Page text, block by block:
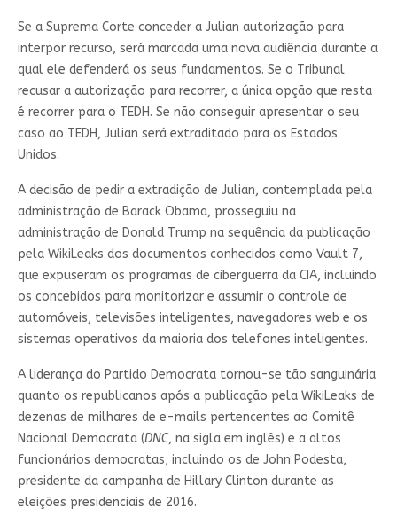
Se a Suprema Corte conceder a Julian autorização para
interpor recurso, será marcada uma nova audiência durante a
qual ele defenderá os seus fundamentos. Se o Tribunal
recusar a autorização para recorrer, a única opção que resta
é recorrer para o TEDH. Se não conseguir apresentar o seu
caso ao TEDH, Julian será extraditado para os Estados
Unidos.
A decisão de pedir a extradição de Julian, contemplada pela
administração de Barack Obama, prosseguiu na
administração de Donald Trump na sequência da publicação
pela WikiLeaks dos documentos conhecidos como Vault 7,
que expuseram os programas de ciberguerra da CIA, incluindo
os concebidos para monitorizar e assumir o controle de
automóveis, televisões inteligentes, navegadores web e os
sistemas operativos da maioria dos telefones inteligentes.
A liderança do Partido Democrata tornou-se tão sanguinária
quanto os republicanos após a publicação pela WikiLeaks de
dezenas de milhares de e-mails pertencentes ao Comitê
Nacional Democrata (DNC, na sigla em inglês) e a altos
funcionários democratas, incluindo os de John Podesta,
presidente da campanha de Hillary Clinton durante as
eleições presidenciais de 2016.